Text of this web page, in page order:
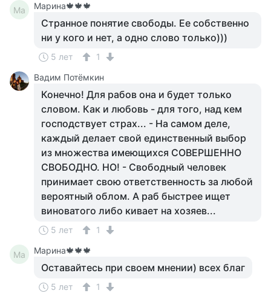
Ма Марина🍁🍁🍁
Странное понятие свободы. Ее собственно
ни у кого и нет, а одно слово только)))
5 лет
1
Вадим Потёмкин
Конечно! Для рабов она и будет только
словом. Как и любовь - для того, над кем
господствует страх... - На самом деле,
каждый делает свой единственный выбор
из множества имеющихся СОВЕРШЕННО
СВОБОДНО. НО! - Свободный человек
принимает свою ответственность за любой
вероятный облом. А раб быстрее ищет
виноватого либо кивает на хозяев...
5 лет 1
Ма Марина🍁🍁🍁
Оставайтесь при своем мнении) всех благ
5 лет 1